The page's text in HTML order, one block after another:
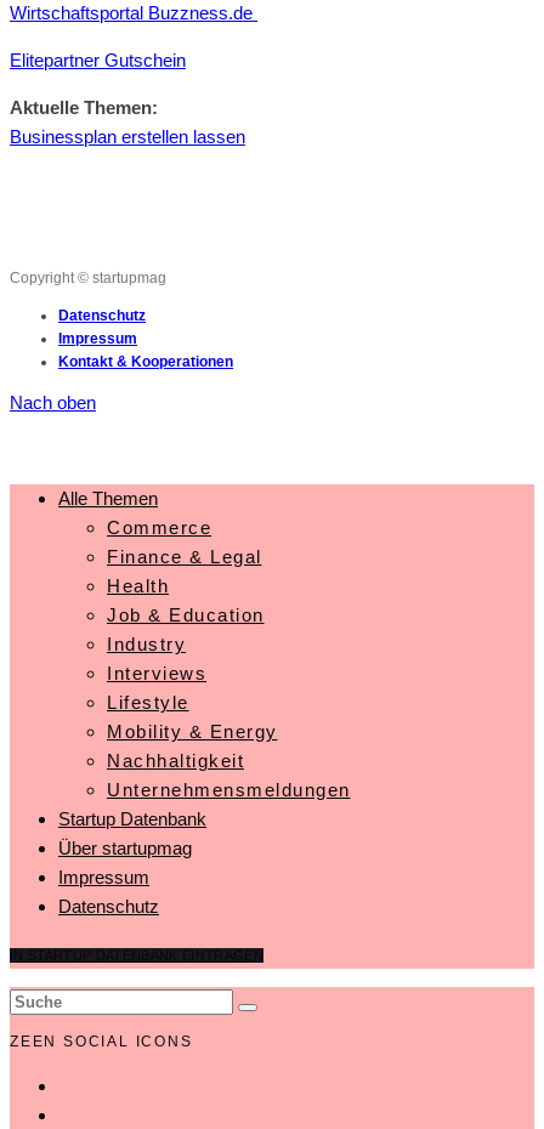
Wirtschaftsportal Buzzness.de
Elitepartner Gutschein
Aktuelle Themen:
Businessplan erstellen lassen
Copyright © startupmag
Datenschutz
Impressum
Kontakt & Kooperationen
Nach oben
Alle Themen
Commerce
Finance & Legal
Health
Job & Education
Industry
Interviews
Lifestyle
Mobility & Energy
Nachhaltigkeit
Unternehmensmeldungen
Startup Datenbank
Über startupmag
Impressum
Datenschutz
ZEEN SOCIAL ICONS